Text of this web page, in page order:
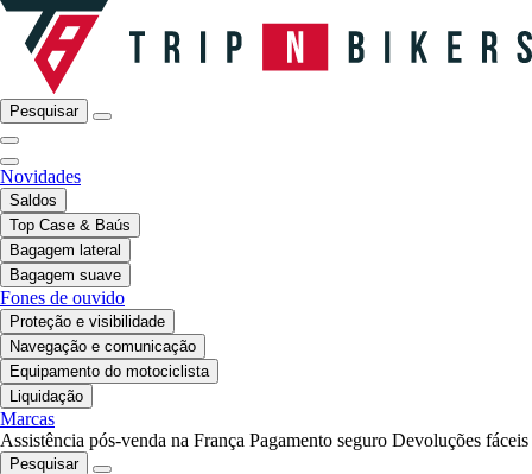
Pesquisar
Novidades
Saldos
Top Case & Baús
Bagagem lateral
Bagagem suave
Fones de ouvido
Proteção e visibilidade
Navegação e comunicação
Equipamento do motociclista
Liquidação
Marcas
Assistência pós-venda na França Pagamento seguro Devoluções fáceis
Pesquisar